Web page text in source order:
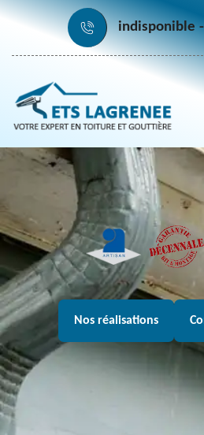
indisponible
Nos réalisations